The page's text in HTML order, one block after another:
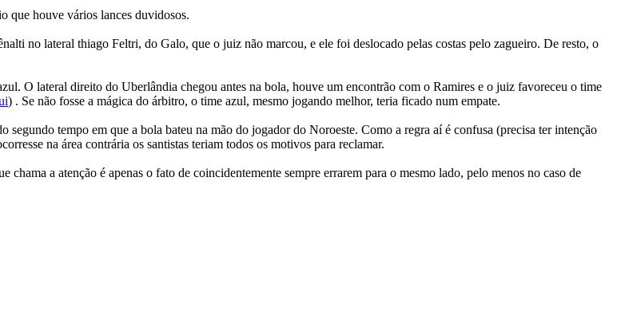
que houve vários lances duvidosos.
no lateral thiago Feltri, do Galo, que o juiz não marcou, e ele foi deslocado pelas costas pelo zagueiro. De resto, o
O lateral direito do Uberlândia chegou antes na bola, houve um encontrão com o Ramires e o juiz favoreceu o time
) . Se não fosse a mágica do árbitro, o time azul, mesmo jogando melhor, teria ficado num empate.
tempo em que a bola bateu na mão do jogador do Noroeste. Como a regra aí é confusa (precisa ter intenção
na área contrária os santistas teriam todos os motivos para reclamar.
a atenção é apenas o fato de coincidentemente sempre errarem para o mesmo lado, pelo menos no caso de